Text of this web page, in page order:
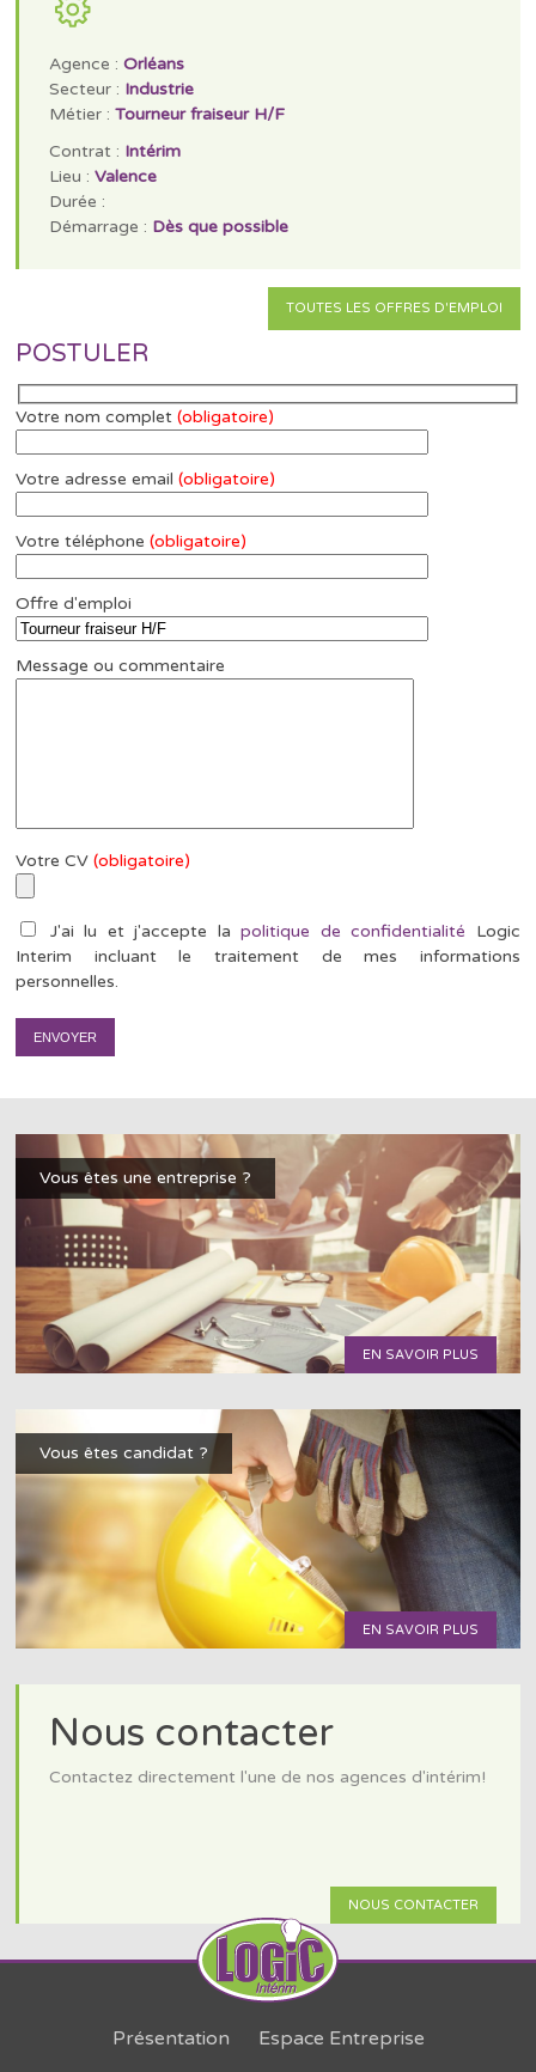
Agence :Orléans
Secteur : Industrie
Métier :Tourneur fraiseur H/F
Contrat : Intérim
Lieu :Valence
Durée :
Démarrage : Dès que possible
TOUTES LES OFFRES D'EMPLOI
POSTULER
Votre nom complet(obligatoire)
Votre adresse email(obligatoire)
Votre téléphone(obligatoire)
Offre d'emploi
Message ou commentaire
Votre CV(obligatoire)
J'ai lu et j'accepte lapolitique de confidentialité Logic
Interim incluant le traitement de mes informations
personnelles.
Vous êtes une entreprise ?
EN SAVOIR PLUS
Vous êtes candidat ?
EN SAVOIR PLUS
Nous contacter
Contactez directement l'une de nos agences d'intérim!
NOUS CONTACTER
Présentation
Espace Entreprise